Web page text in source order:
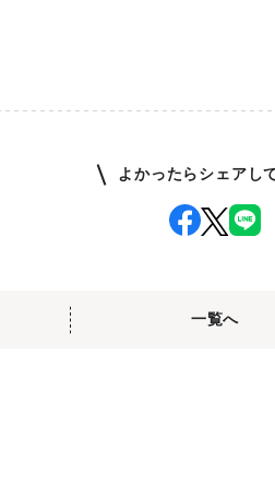
よかったらシェアし
一覧へ